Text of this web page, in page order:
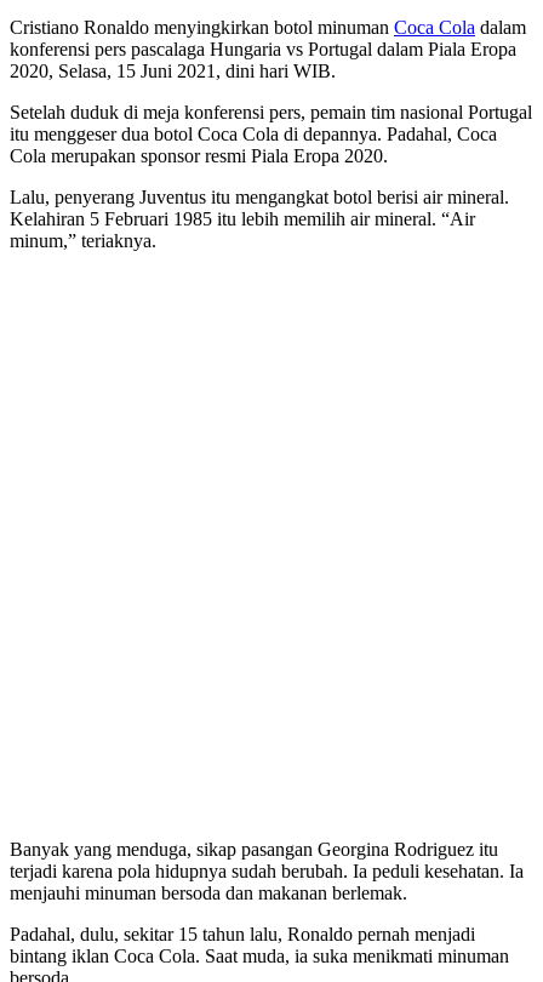
Cristiano Ronaldo menyingkirkan botol minuman Coca Cola dalam
konferensi pers pascalaga Hungaria vs Portugal dalam Piala Eropa
2020, Selasa, 15 Juni 2021, dini hari WIB.
Setelah duduk di meja konferensi pers, pemain tim nasional Portugal
itu menggeser dua botol Coca Cola di depannya. Padahal, Coca
Cola merupakan sponsor resmi Piala Eropa 2020.
Lalu, penyerang Juventus itu mengangkat botol berisi air mineral.
Kelahiran 5 Februari 1985 itu lebih memilih air mineral. “Air
minum,” teriaknya.
Banyak yang menduga, sikap pasangan Georgina Rodriguez itu
terjadi karena pola hidupnya sudah berubah. Ia peduli kesehatan. Ia
menjauhi minuman bersoda dan makanan berlemak.
Padahal, dulu, sekitar 15 tahun lalu, Ronaldo pernah menjadi
bintang iklan Coca Cola. Saat muda, ia suka menikmati minuman
bersoda.